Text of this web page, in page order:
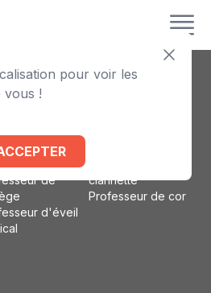
pour voir les
vous !
de
de
de
d'éveil
Professeur
clarinette
Professeur de cor